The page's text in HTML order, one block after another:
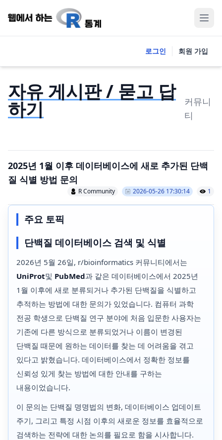
로그인 회원 가입
자유 게시판 / 묻고 답
하기
커뮤니
티
2025년 1월 이후 데이터베이스에 새로 추가된 단백
질 식별 방법 문의
R Community 2026-05-26 17:30:14 1
주요 토픽
단백질 데이터베이스 검색 및 식별
2026년 5월 26일, r/bioinformatics 커뮤니티에서는
UniProt및 PubMed과 같은 데이터베이스에서 2025년
1월 이후에 새로 분류되거나 추가된 단백질을 식별하고
추적하는 방법에 대한 문의가 있었습니다. 컴퓨터 과학
전공 학생으로 단백질 연구 분야에 처음 입문한 사용자는
기존에 다른 방식으로 분류되었거나 이름이 변경된
단백질 때문에 원하는 데이터를 찾는 데 어려움을 겪고
있다고 밝혔습니다. 데이터베이스에서 정확한 정보를
신뢰성 있게 찾는 방법에 대한 안내를 구하는
내용이었습니다.
이 문의는 단백질 명명법의 변화, 데이터베이스 업데이트
주기, 그리고 특정 시점 이후의 새로운 정보를 효율적으로
검색하는 전략에 대한 논의를 필요로 함을 시사합니다.